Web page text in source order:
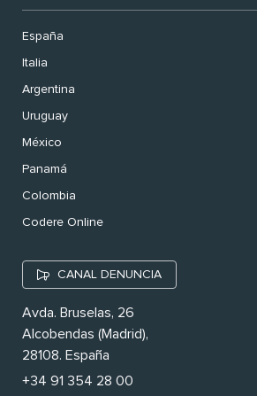
España
Italia
Argentina
Uruguay
México
Panamá
Colombia
Codere Online
CANAL DENUNCIA
Avda. Bruselas, 26
Alcobendas (Madrid),
28108. España
+34 91 354 28 00